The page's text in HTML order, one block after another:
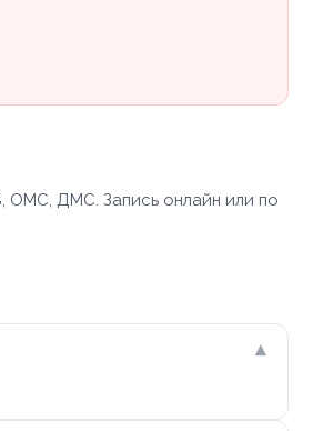
ОМС, ДМС. Запись онлайн или по
▾